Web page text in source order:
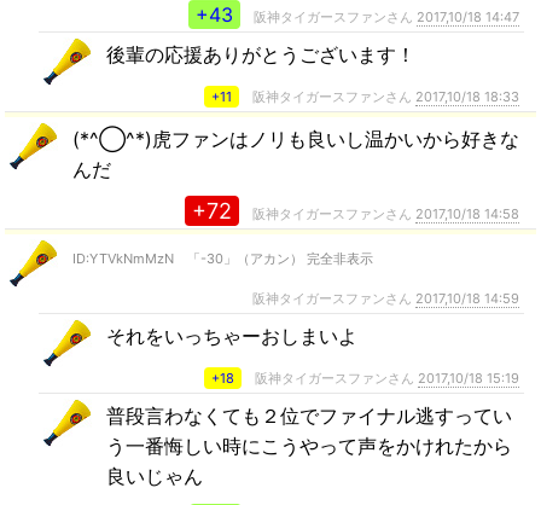
+43
阪神タイガースファンさん 2017,10/18 14:47
後輩の応援ありがとうございます！
+11 阪神タイガースファンさん 2017,10/18 18:33
(*^◯^*)虎ファンはノリも良いし温かいから好きな
んだ
+72 阪神タイガースファンさん 2017,10/18 14:58
ID:YTVkNmMzN 「-30」（アカン） 完全非表示
阪神タイガースファンさん 2017,10/18 14:59
それをいっちゃーおしまいよ
+18 阪神タイガースファンさん 2017,10/18 15:19
普段言わなくても２位でファイナル逃すってい
う一番悔しい時にこうやって声をかけれたから
良いじゃん